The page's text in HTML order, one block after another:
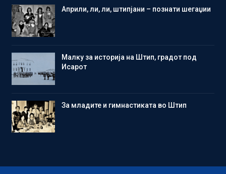
Aприли, ли, ли, штипјани – познати шегаџии
Малку за историја на Штип, градот под
Исарот
Зa младите и гимнастиката во Штип